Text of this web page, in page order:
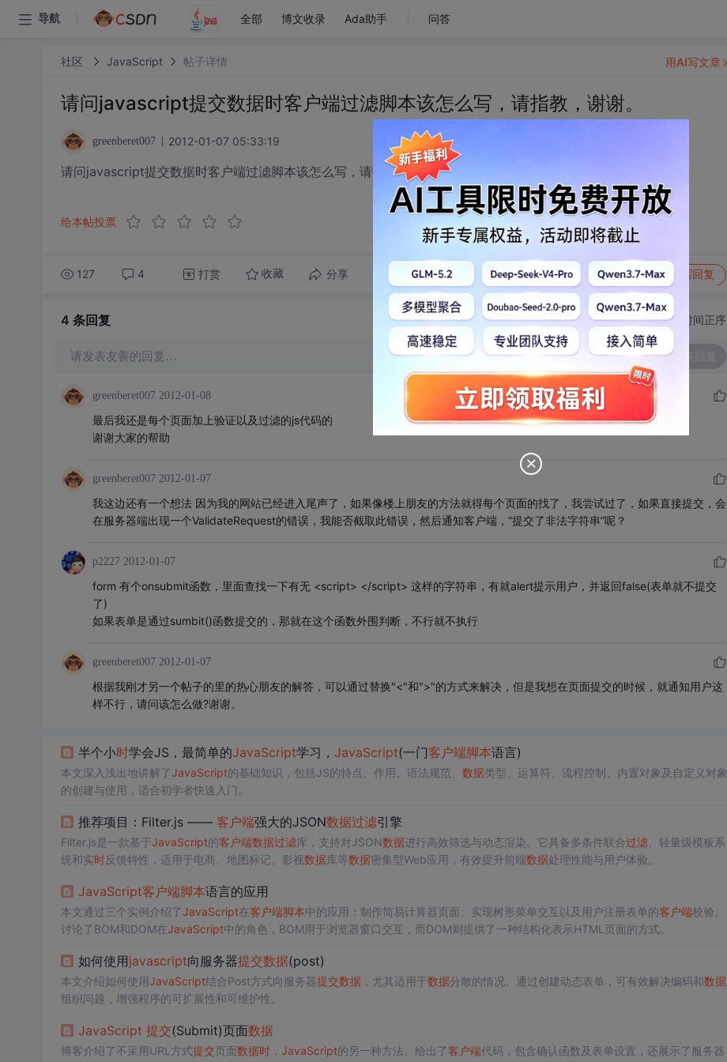
导航 全部 博文收录 Ada助手 问答
社区 JavaScript 帖子详情
请问javascript提交数据时客户端过滤脚本该怎么写，请指教，谢谢。
greenberet007 2012-01-07 05:33:19
请问javascript提交数据时客户端过滤脚本该怎么写，请指教，谢谢。
给本帖投票
127 4 打赏 收藏 分享 转发到动态 举报 写回复
用AI写文章
4 条回复 切换为时间正序
请发表友善的回复… 发表回复
greenberet007 2012-01-08
最后我还是每个页面加上验证以及过滤的js代码的
谢谢大家的帮助
greenberet007 2012-01-07
我这边还有一个想法 因为我的网站已经进入尾声了，如果像楼上朋友的方法就得每个页面的找了，我尝试过了，如果直接提交，会
在服务器端出现一个ValidateRequest的错误，我能否截取此错误，然后通知客户端，“提交了非法字符串”呢？
p2227 2012-01-07
form 有个onsubmit函数，里面查找一下有无 <script> </script> 这样的字符串，有就alert提示用户，并返回false(表单就不提交
了)
如果表单是通过sumbit()函数提交的，那就在这个函数外围判断，不行就不执行
greenberet007 2012-01-07
根据我刚才另一个帖子的里的热心朋友的解答，可以通过替换"<"和">"的方式来解决，但是我想在页面提交的时候，就通知用户这
样不行，请问该怎么做?谢谢。
半个小时学会JS，最简单的JavaScript学习， JavaScript(一门客户端脚本语言)
本文深入浅出地讲解了JavaScript的基础知识，包括JS的特点、作用、语法规范、 数据类型、运算符、流程控制、内置对象及自定义对象
的创建与使用，适合初学者快速入门。
推荐项目：Filter.js —— 客户端强大的JSON数据过滤引擎
Filter.js是一款基于JavaScript的客户端数据过滤库，支持对JSON数据进行高效筛选与动态渲染。它具备多条件联合过滤 、轻量级模板系
统和实时反馈特性，适用于电商、地图标记、影视数据库等数据密集型Web应用，有效提升前端数据处理性能与用户体验。
JavaScript客户端脚本语言的应用
本文通过三个实例介绍了JavaScript在客户端脚本中的应用：制作简易计算器页面、实现树形菜单交互以及用户注册表单的客户端校验。
讨论了BOM和DOM在JavaScript中的角色，BOM用于浏览器窗口交互，而DOM则提供了一种结构化表示HTML页面的方式。
如何使用javascript向服务器提交数据(post)
本文介绍如何使用JavaScript结合Post方式向服务器提交数据，尤其适用于数据分散的情况。通过创建动态表单，可有效解决编码和数据
组织问题，增强程序的可扩展性和可维护性。
JavaScript 提交(Submit)页面数据
博客介绍了不采用URL方式提交页面数据时， JavaScript的另一种方法。给出了客户端代码，包含确认函数及表单设置，还展示了服务器